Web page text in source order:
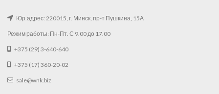
Юр.адрес: 220015, г. Минск, пр-т Пушкина, 15А
Режим работы: Пн-Пт. С 9.00 до 17.00
+375 (29) 3-640-640
+375 (17) 360-20-02
sale@wnk.biz